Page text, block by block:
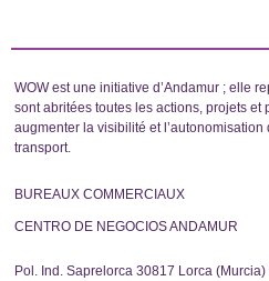
WOW est une initiative d’Andamur ; elle
sont abritées toutes les actions, projets et
augmenter la visibilité et
transport.
BUREAUX COMMERCIAUX
CENTRO DE NEGOCIOS ANDAMUR
Pol. Ind. Saprelorca 30817 Lorca